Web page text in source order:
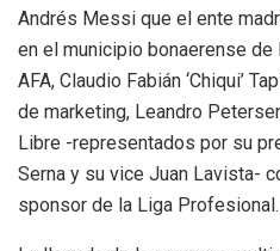
Andrés Messi que el ente
en el municipio bonaerense
AFA, Claudio Fabián ‘Chiqui’
de marketing, Leandro
Libre -representados por su
Serna y su vice Juan Lavista-
sponsor de la Liga Profesional.